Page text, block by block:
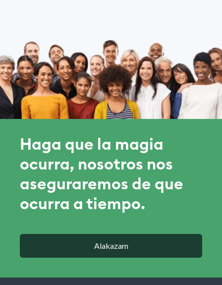
Haga que la magia
ocurra, nosotros nos
aseguraremos de que
ocurra a tiempo.
Alakazam